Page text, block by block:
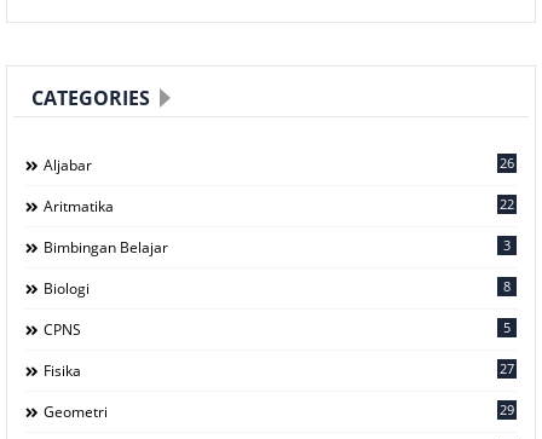
CATEGORIES
Aljabar 26
Aritmatika 22
Bimbingan Belajar 3
Biologi 8
CPNS 5
Fisika 27
Geometri 29